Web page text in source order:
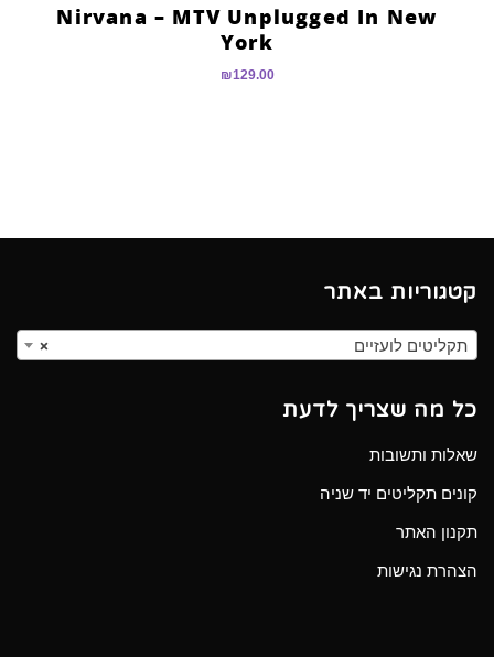
Nirvana – MTV Unplugged In New
York
₪129.00
קטגוריות באתר
× תקליטים לועזיים
כל מה שצריך לדעת
שאלות ותשובות
קונים תקליטים יד שניה
תקנון האתר
הצהרת נגישות